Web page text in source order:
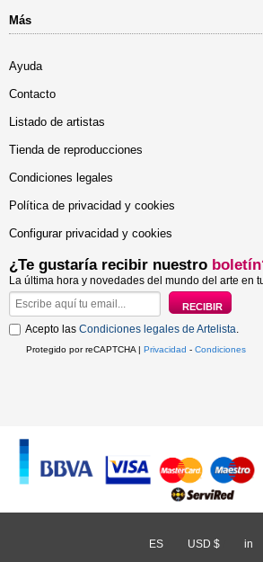
Más
Ayuda
Contacto
Listado de artistas
Tienda de reproducciones
Condiciones legales
Política de privacidad y cookies
Configurar privacidad y cookies
¿Te gustaría recibir nuestro
La última hora y novedades del mundo del arte en
Acepto las Condiciones legales de Artelista.
Protegido por reCAPTCHA | Privacidad - Condiciones
ES USD $ in